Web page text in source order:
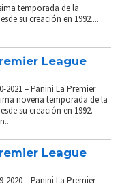
temporada de la
su creación en 1992....
League
2021 – Panini La Premier
novena temporada de la
su creación en 1992.
League
2020 – Panini La Premier